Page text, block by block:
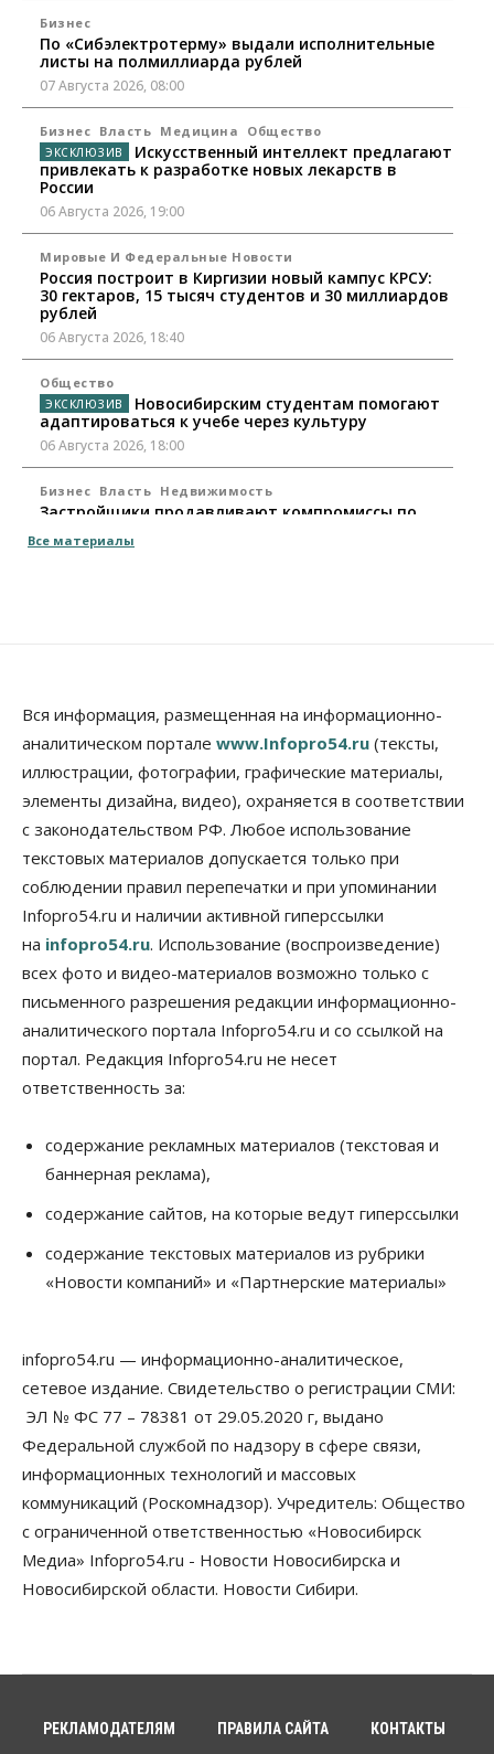
Бизнес
По «Сибэлектротерму» выдали исполнительные
листы на полмиллиарда рублей
07 Августа 2026, 08:00
Бизнес Власть Медицина Общество
Искусственный интеллект предлагают
привлекать к разработке новых лекарств в
России
06 Августа 2026, 19:00
Мировые И Федеральные Новости
Россия построит в Киргизии новый кампус КРСУ:
30 гектаров, 15 тысяч студентов и 30 миллиардов
рублей
06 Августа 2026, 18:40
Общество
Новосибирским студентам помогают
адаптироваться к учебе через культуру
06 Августа 2026, 18:00
Бизнес Власть Недвижимость
Застройщики продавливают компромиссы по
06 Августа 2026, 17:30
Общество
Подозреваемых в похищении человека
задержали в Новосибирске
06 Августа 2026, 16:15
Общество
Пенсионеры старше 80 лет в Новосибирской
области получили повышенные пенсии
06 Августа 2026, 16:00
Финансы
Россияне оформили ипотечных кредитов на 2,6
трлн рублей
06 Августа 2026, 15:53
Власть
Думская гонка в Новосибирской области
обойдется без самовыдвиженцев
06 Августа 2026, 15:00
Бизнес Власть Общество
Правительство России продлило разрешение на
выпуск бензина «Евро-3»
Общество
«За тех, у кого от 270 баллов,
настоящая борьба»: вузы настойчиво
Власть
Режим ЧС ввели в Омской области из-за засухи
06 Августа 2026, 12:15
Власть Общество
Новосибирск готовится к визиту Владимира
Путина
06 Августа 2026, 12:05
Бизнес Недвижимость Общество
В 16 населённых пунктах Мошковского района
модернизировали мобильную связь
Все материалы
Вся информация, размещенная на информационно-
аналитическом портале www.Infopro54.ru (тексты,
иллюстрации, фотографии, графические материалы,
элементы дизайна, видео), охраняется в соответствии
с законодательством РФ. Любое использование
текстовых материалов допускается только при
соблюдении правил перепечатки и при упоминании
Infopro54.ru и наличии активной гиперссылки
на infopro54.ru. Использование (воспроизведение)
всех фото и видео-материалов возможно только с
письменного разрешения редакции информационно-
аналитического портала Infopro54.ru и со ссылкой на
портал. Редакция Infopro54.ru не несет
ответственность за:
содержание рекламных материалов (текстовая и
баннерная реклама),
содержание сайтов, на которые ведут гиперссылки
содержание текстовых материалов из рубрики
«Новости компаний» и «Партнерские материалы»
infopro54.ru — информационно-аналитическое,
сетевое издание. Свидетельство о регистрации СМИ:
ЭЛ № ФС 77 – 78381 от 29.05.2020 г, выдано
Федеральной службой по надзору в сфере связи,
информационных технологий и массовых
коммуникаций (Роскомнадзор). Учредитель: Общество
с ограниченной ответственностью «Новосибирск
Медиа» Infopro54.ru - Новости Новосибирска и
Новосибирской области. Новости Сибири.
РЕКЛАМОДАТЕЛЯМ ПРАВИЛА САЙТА КОНТАКТЫ